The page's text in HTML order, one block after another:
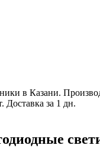
в Казани.
Доставка за 1 дн.